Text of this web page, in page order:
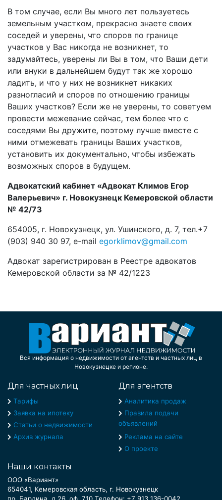
В том случае, если Вы много лет пользуетесь
земельным участком, прекрасно знаете своих
соседей и уверены, что споров по границе
участков у Вас никогда не возникнет, то
задумайтесь, уверены ли Вы в том, что Ваши дети
или внуки в дальнейшем будут так же хорошо
ладить, и что у них не возникнет никаких
разногласий и споров по отношению границы
Ваших участков? Если же не уверены, то советуем
провести межевание сейчас, тем более что с
соседями Вы дружите, поэтому лучше вместе с
ними отмежевать границы Ваших участков,
установить их документально, чтобы избежать
возможных споров в будущем.
Адвокатский кабинет «Адвокат Климов Егор
Валерьевич» г. Новокузнецк Кемеровской области
№ 42/73
654005, г. Новокузнецк, ул. Ушинского, д. 7, тел.+7
(903) 940 30 97, e-mail egorklimov@gmail.com
Адвокат зарегистрирован в Реестре адвокатов
Кемеровской области за № 42/1223
Вся информация о недвижимости от агентств и частных лиц в
Новокузнецке и регионе.
Для частных лиц
Тарифы
Заявка на ипотеку
Статьи о недвижимости
Архив журнала
Для агентств
Аналитика продаж
Правила подачи
объявлений
Реклама на сайте
О проекте
Наши контакты
ООО «Вариант»
654041, Кемеровская область, г. Новокузнецк